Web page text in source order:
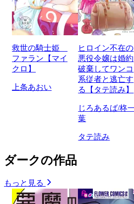
救世の騎士姫
ファラン【マイ
クロ】
上条あおい
ヒロイン不在の
悪役令嬢は婚約
破棄してワンコ
系従者と逃亡す
る【タテ読み】
じろあるば/柊
葉
タテ読み
ダークの作品
もっと見る